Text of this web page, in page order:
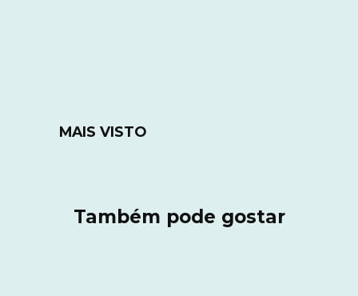
MAIS VISTO
Também pode gostar